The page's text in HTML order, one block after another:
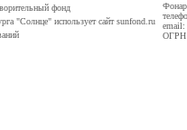
фонд
"Солнце" использует сайт sunfond.ru
email:
ОГРН